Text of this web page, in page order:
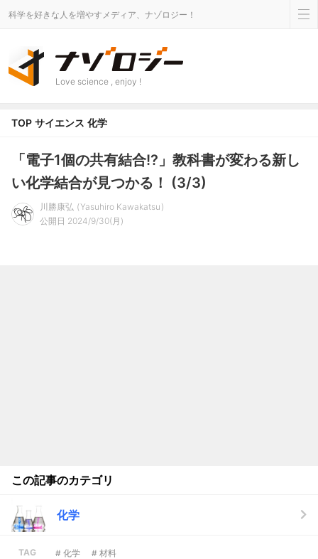
科学を好きな人を増やすメディア、ナゾロジー！
Love science , enjoy !
TOP サイエンス 化学
「電子1個の共有結合!?」教科書が変わる新し
い化学結合が見つかる！ (3/3)
川勝康弘
Yasuhiro Kawakatsu
公開日 2024/9/30(月)
この記事のカテゴリ
化学
TAG # 化学 # 材料